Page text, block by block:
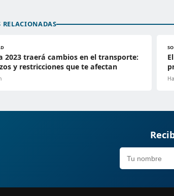
RELACIONADAS
2023 traerá cambios en el transporte:
y restricciones que te afectan